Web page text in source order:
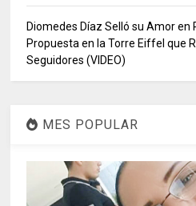
Diomedes Díaz Selló su Amor en
Propuesta en la Torre Eiffel que
Seguidores (VIDEO)
MES POPULAR